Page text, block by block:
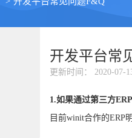
开发平台常
更新时间 ： 2020-07-
1.如果通过第三方
目前winit合作的ERP